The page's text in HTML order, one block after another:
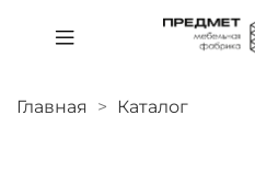
Главная Каталог